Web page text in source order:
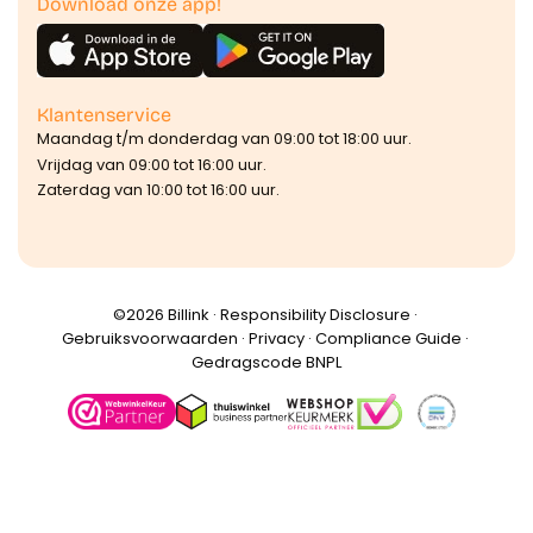
Klantenservice
Maandag t/m donderdag van 09:00 tot 18:00 uur.
Vrijdag van 09:00 tot 16:00 uur.
Zaterdag van 10:00 tot 16:00 uur.
©️2026 Billink · Responsibility Disclosure ·
Gebruiksvoorwaarden · Privacy· Compliance Guide ·
Gedragscode BNPL